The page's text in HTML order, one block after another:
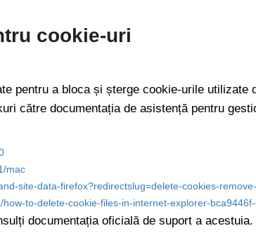
cookie-uri
pentru a bloca și șterge cookie-urile
către documentația de asistență pentru
mac
site-data-firefox?redirectslug=delete-cookies-
to-delete-cookie-files-in-internet-explorer-
documentația oficială de suport a acestuia.